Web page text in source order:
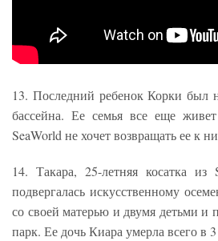
13. Последний ребенок Корки был
бассейна. Ее семья все еще
SeaWorld не хочет возвращать ее к
14. Такара, 25-летняя косатка из
подвергалась искусственному
со своей матерью и двумя детьми и
парк. Ее дочь Киара умерла всего в